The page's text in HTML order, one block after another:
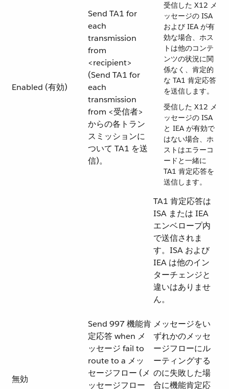
Enabled (有効)
Send TA1 for
each
transmission
from
<recipient>
(Send TA1 for
each
transmission
from <受信者>
からの各トラン
スミッションに
ついて TA1 を送
信)。
受信した X12 メ
ッセージの ISA
および IEA が有
効な場合、ホス
トは他のコンテ
ンツの状況に関
係なく、肯定的
な TA1 肯定応答
を送信します。
受信した X12 メ
ッセージの ISA
と IEA が有効で
はない場合、ホ
ストはエラーコ
ードと一緒に
TA1 肯定応答を
送信します。
TA1 肯定応答は
ISA または IEA
エンベロープ内
で送信されま
す。ISA および
IEA は他のイン
ターチェンジと
違いはありませ
ん。
無効
Send 997 機能肯
定応答 when メ
ッセージ fail to
route to a メッ
セージフロー (メ
ッセージフロー
メッセージをい
ずれかのメッセ
ージフローにル
ーティングする
のに失敗した場
合に機能肯定応